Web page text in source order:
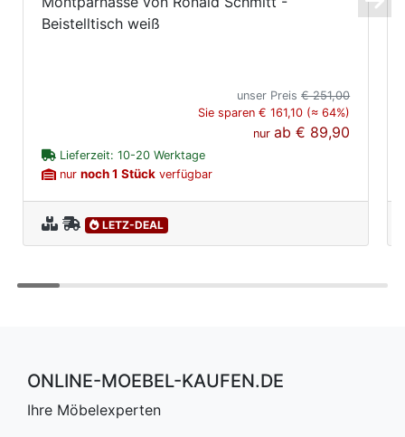
Beistelltisch weiß
unser Preis€ 251,00
Sie sparen € 161,10 (≈ 64%)
nurab€ 89,90
Lieferzeit: 10-20 Werktage
nur noch 1 Stück verfügbar
LETZ-DEAL
ONLINE-MOEBEL-KAUFEN.DE
Ihre Möbelexperten